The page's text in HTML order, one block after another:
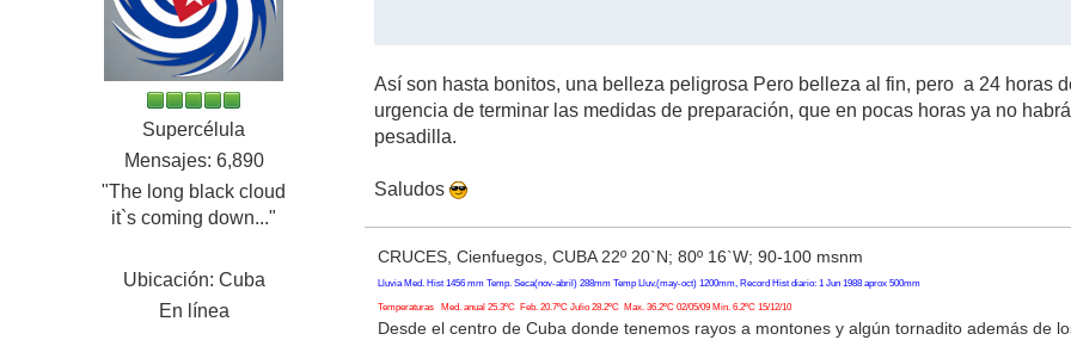
Supercélula
Mensajes: 6,890
"The long black cloud
it`s coming down..."
Ubicación: Cuba
En línea
Así son hasta bonitos, una belleza peligrosa Pero belleza al fin, pero a 24 horas
urgencia de terminar las medidas de preparación, que en pocas horas ya no
pesadilla.
Saludos
CRUCES, Cienfuegos, CUBA 22º 20`N; 80º 16`W; 90-100 msnm
Lluvia Med. Hist 1456 mm Temp. Seca(nov-abril) 288mm Temp Lluv.(may-oct) 1200mm, Record Hist diario: 1 Jun 1988 aprox 500mm
Temperaturas Med. anual 25.3ºC Feb. 20.7ºC Julio 28.2ºC Max. 36.2ºC 02/05/09 Min. 6.2ºC 15/12/10
Desde el centro de Cuba donde tenemos rayos a montones y algún tornadito además de